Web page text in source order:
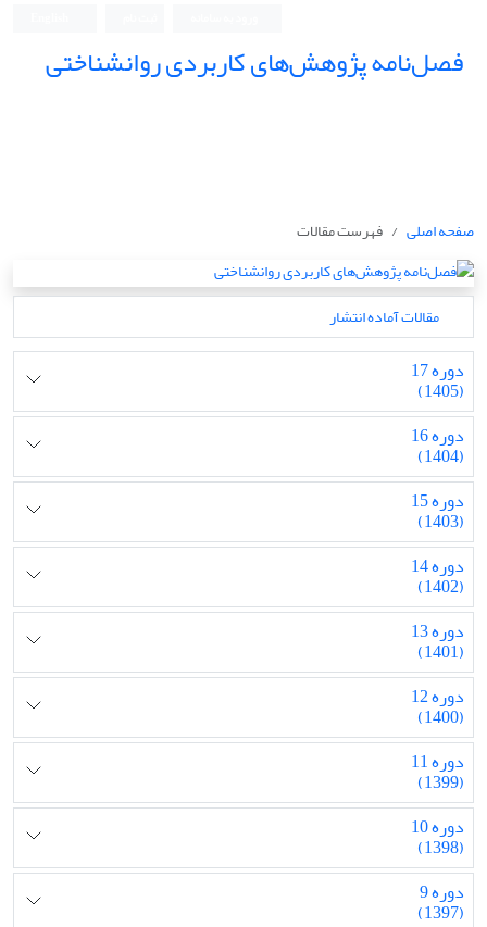
فصل‌نامه پژوهش‌های کاربردی روانشناختی
صفحه اصلی فهرست مقالات
مقالات آماده انتشار
دوره 17
(1405)
دوره 16
(1404)
دوره 15
(1403)
دوره 14
(1402)
دوره 13
(1401)
دوره 12
(1400)
دوره 11
(1399)
دوره 10
(1398)
دوره 9
(1397)